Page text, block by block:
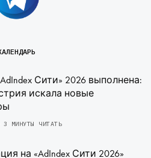
Сити» 2026 выполнена:
искала новые
3 МИНУТЫ ЧИТАТЬ
на «AdIndex Сити 2026»